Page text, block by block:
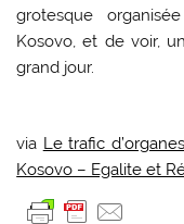
grotesque
Kosovo, et de voir,
grand jour.
via Le trafic
Kosovo – Egalite et